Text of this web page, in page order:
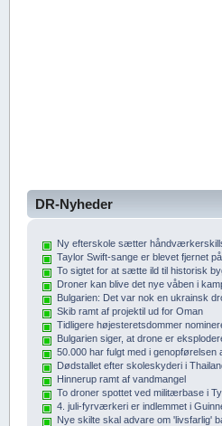
DR-Nyheder
Ny efterskole sætter
Taylor Swift-sange er blevet fjernet
To sigtet for at sætte ild til historisk
Droner kan blive det nye våben i
Bulgarien: Det var nok en ukrainsk
Skib ramt af projektil ud for Oman
Tidligere højesteretsdommer
Bulgarien siger, at drone er
50.000 har fulgt med i genopførelsen
Dødstallet efter skoleskyderi i
Hinnerup ramt af vandmangel
To droner spottet ved militærbase i
4. juli-fyrværkeri er indlemmet i
Nye skilte skal advare om 'livsfarlig'